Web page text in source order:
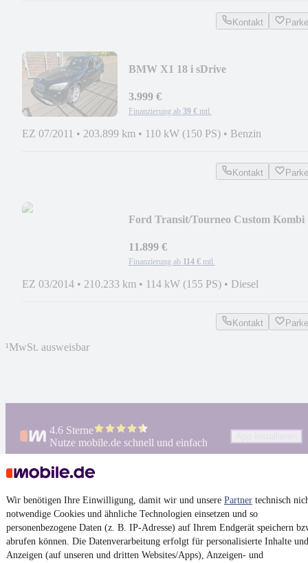
Wir benötigen Ihre Einwilligung, damit wir und unsere Partner technisch
notwendige Cookies und ähnliche Technologien einsetzen und so
personenbezogene Daten (z. B. IP-Adresse) auf Ihrem Endgerät speichern
abrufen können. Die Datenverarbeitung erfolgt für personalisierte Inhalte und
Anzeigen (auf unseren und dritten Websites/Apps), Anzeigen- und
Kontakt
BMW X1 18 i sDrive
3.999 €
Finanzierung ab 39 € mtl.
EZ 07/2011 • 203.899 km • 110 kW (150 PS) • Benzin
Kontakt
Ford Transit/Tourneo Custom Kombi
11.899 €
Finanzierung ab 114 € mtl.
EZ 03/2014 • 210.233 km • 114 kW (155 PS) • Diesel
Kontakt
¹MwSt. ausweisbar
4.6 Sterne
Nutze mobile.de schnell und einfach
AGB
Vertrag widerrufen
Datenschutz